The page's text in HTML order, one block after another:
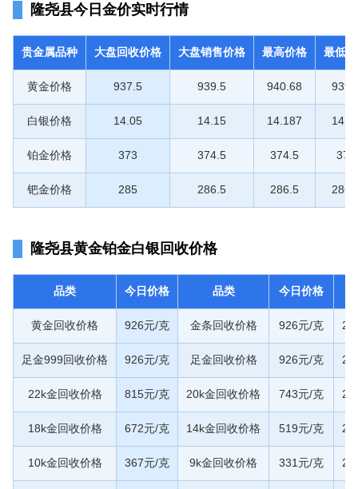
隆尧县今日金价实时行情
贵金属品种 大盘回收价格 大盘销售价格 最高价格 最低
黄金价格 937.5 939.5 940.68
白银价格 14.05 14.15 14.187
铂金价格 373 374.5 374.5 374
钯金价格 285 286.5 286.5
隆尧县黄金铂金白银回收价格
品类 今日价格 品类 今日价格
黄金回收价格 926元/克 金条回收价格 926元/克
足金999回收价格 926元/克 足金回收价格 926元/克
22k金回收价格 815元/克 20k金回收价格 743元/克
18k金回收价格 672元/克 14k金回收价格 519元/克
10k金回收价格 367元/克 9k金回收价格 331元/克